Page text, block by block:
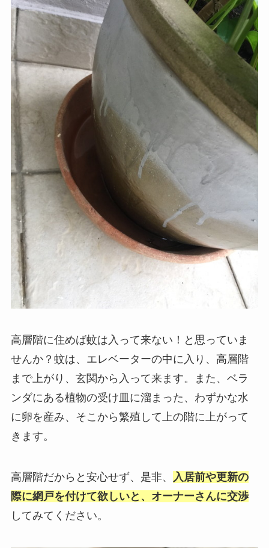
高層階に住めば蚊は入って来ない！と思っていま
せんか？蚊は、エレベーターの中に入り、高層階
まで上がり、玄関から入って来ます。また、ベラ
ンダにある植物の受け皿に溜まった、わずかな水
に卵を産み、そこから繁殖して上の階に上がって
きます。
高層階だからと安心せず、是非、
入居前や更新の
際に網戸を付けて欲しいと、オーナーさんに交渉
してみてください。